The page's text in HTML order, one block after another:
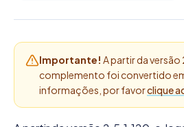
Importante! A partir da
complemento foi convertido
informações, por favorclique